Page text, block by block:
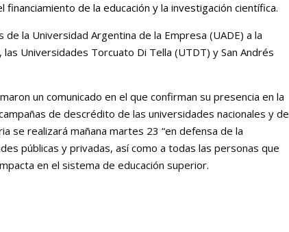
de la educación y la investigación científica.
la Universidad Argentina de la Empresa (UADE) a la
las Universidades Torcuato Di Tella (UTDT) y San Andrés
un comunicado en el que confirman su presencia en la
de descrédito de las universidades nacionales y de
se realizará mañana martes 23 “en defensa de la
públicas y privadas, así como a todas las personas que
en el sistema de educación superior.